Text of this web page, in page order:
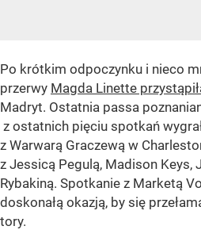
Po krótkim odpoczynku i nieco
przerwy Magda Linette
Madryt. Ostatnia passa
z ostatnich pięciu spotkań
z Warwarą Graczewą w
z Jessicą Pegulą, Madison Keys,
Rybakiną. Spotkanie z Marketą
doskonałą okazją, by się
tory.